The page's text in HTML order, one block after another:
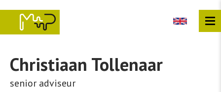
de
Christiaan Tollenaar
senior adviseur